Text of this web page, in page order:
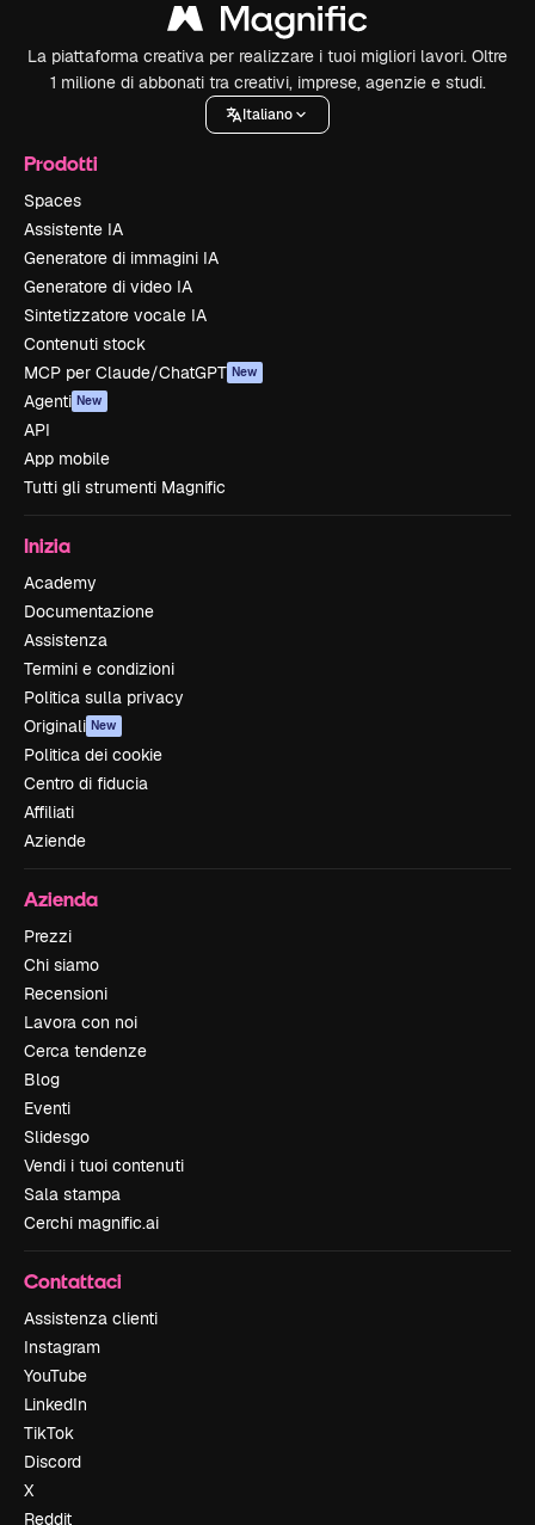
La piattaforma creativa per realizzare i tuoi migliori lavori. Oltre
1 milione di abbonati tra creativi, imprese, agenzie e studi.
Italiano
Prodotti
Spaces
Assistente IA
Generatore di immagini IA
Generatore di video IA
Sintetizzatore vocale IA
Contenuti stock
MCP per Claude/ChatGPT New
Agenti New
API
App mobile
Tutti gli strumenti Magnific
Inizia
Academy
Documentazione
Assistenza
Termini e condizioni
Politica sulla privacy
Originali New
Politica dei cookie
Centro di fiducia
Affiliati
Aziende
Azienda
Prezzi
Chi siamo
Recensioni
Lavora con noi
Cerca tendenze
Blog
Eventi
Slidesgo
Vendi i tuoi contenuti
Sala stampa
Cerchi magnific.ai
Contattaci
Assistenza clienti
Instagram
YouTube
LinkedIn
TikTok
Discord
X
Reddit